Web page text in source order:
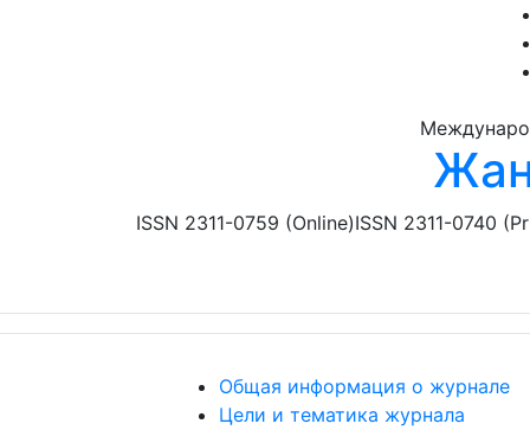
ISSN 2311-0759 (Online)ISSN 2311-0740
Общая информация о журнале
Цели и тематика журнала